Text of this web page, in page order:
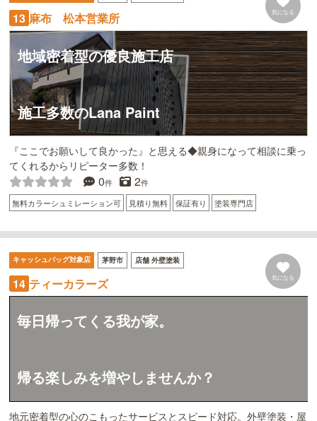
13 麻布 松本営業所 気になる
地域密着型の優良施工店
施工多数のLana Paint
『ここでお願いして良かった』と思える◆親身になって相談に乗っ
てくれるからリピーター多数！
0件 2件
無料カラーシュミレーション可 見積り無料 保証有り 塗装専門店
キャッシュバッグ対象店 茅野市 店舗 外壁塗装
14 ティーカラーズ 気になる
毎日帰ってくる我が家。
帰る楽しみを増やしませんか？
地元密着型の心のこもったサービスとスピード対応。外壁塗装・屋